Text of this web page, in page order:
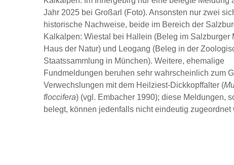
Jahr 2025 bei Großarl (Foto). Ansonsten nur zwei
historische Nachweise, beide im Bereich der
Kalkalpen: Wiestal bei Hallein (Beleg im Salzburger
Haus der Natur) und Leogang (Beleg in der
Staatssammlung in München). Weitere, ehemalige
Fundmeldungen beruhen sehr wahrscheinlich zum
Verwechslungen mit dem Heilziest-Dickkopffalter (
floccifera) (vgl. Embacher 1990); diese Meldungen,
belegt, können jedenfalls nicht eindeutig zugeordnet